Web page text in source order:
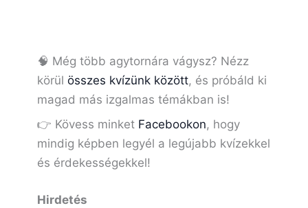
🧠 Még több agytornára vágysz? Nézz
körül összes kvízünk között, és próbáld ki
magad más izgalmas témákban is!
👉 Kövess minket Facebookon, hogy
mindig képben legyél a legújabb kvízekkel
és érdekességekkel!
Hirdetés